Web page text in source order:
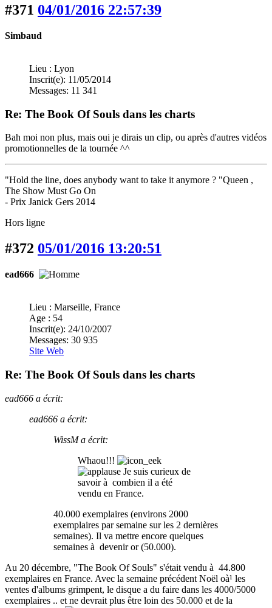
#371 04/01/2016 22:57:39
Simbaud
Lieu : Lyon
Inscrit(e): 11/05/2014
Messages: 11 341
Re: The Book Of Souls dans les charts
Bah moi non plus, mais oui je dirais un clip, ou après d'autres vidéos
promotionnelles de la tournée ^^
"Hold the line, does anybody want to take it anymore ? "Queen ,
The Show Must Go On
- Prix Janick Gers 2014
Hors ligne
#372 05/01/2016 13:20:51
ead666
Lieu : Marseille, France
Age : 54
Inscrit(e): 24/10/2007
Messages: 30 935
Site Web
Re: The Book Of Souls dans les charts
ead666 a écrit:
ead666 a écrit:
WissM a écrit:
Whaou!!!
Je suis curieux de
savoir à combien il a été
vendu en France.
40.000 exemplaires (environs 2000
exemplaires par semaine sur les 2 dernières
semaines). Il va mettre encore quelques
semaines à devenir or (50.000).
Au 20 décembre, "The Book Of Souls" s'était vendu à 44.800
exemplaires en France. Avec la semaine précédent Noël oà¹ les
ventes d'albums grimpent, le disque a du faire dans les 4000/5000
exemplaires .. et ne devrait plus être loin des 50.000 et de la